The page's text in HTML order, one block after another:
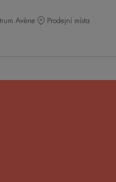
Avène Prodejní místa